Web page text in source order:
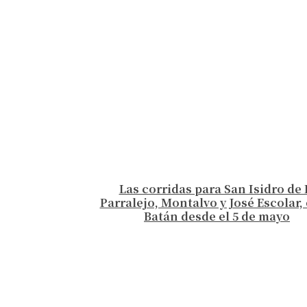
Las corridas para San Isidro de
Parralejo, Montalvo y José Escolar,
Batán desde el 5 de mayo